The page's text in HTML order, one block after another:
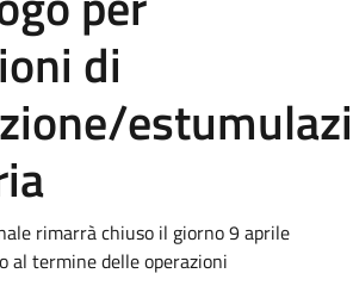
di
rimarrà chiuso il giorno 9 aprile
al termine delle operazioni